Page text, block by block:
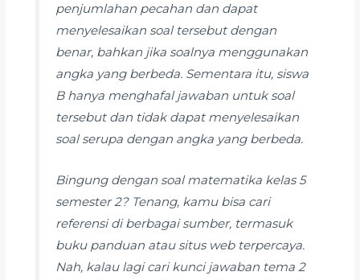
penjumlahan pecahan dan dapat
menyelesaikan soal tersebut dengan
benar, bahkan jika soalnya menggunakan
angka yang berbeda. Sementara itu, siswa
B hanya menghafal jawaban untuk soal
tersebut dan tidak dapat menyelesaikan
soal serupa dengan angka yang berbeda.
Bingung dengan soal matematika kelas 5
semester 2? Tenang, kamu bisa cari
referensi di berbagai sumber, termasuk
buku panduan atau situs web terpercaya.
Nah, kalau lagi cari kunci jawaban tema 2